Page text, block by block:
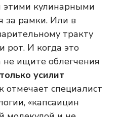
этими кулинарными
за рамки. Или в
тракту
рот. И когда это
не ищите облегчения
усилит
отмечает специалист
«капсаицин